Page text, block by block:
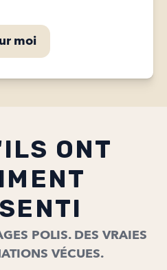
moi
ONT
POLIS. DES VRAIES
VÉCUES.